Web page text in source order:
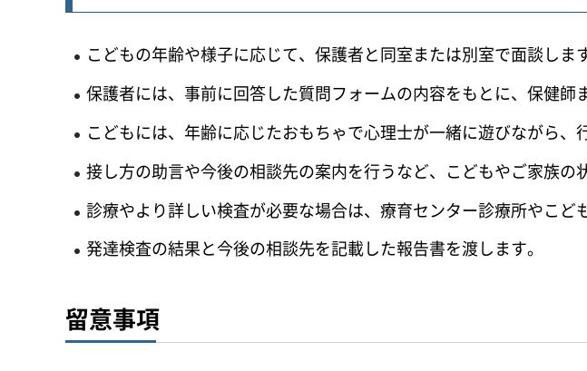
こどもの年齢や様子に応じて、保護者と同室または別室で面談しま
保護者には、事前に回答した質問フォームの内容をもとに、保健
こどもには、年齢に応じたおもちゃで心理士が一緒に遊びながら、
接し方の助言や今後の相談先の案内を行うなど、こどもやご家族の
診療やより詳しい検査が必要な場合は、療育センター診療所やこど
発達検査の結果と今後の相談先を記載した報告書を渡します。
留意事項